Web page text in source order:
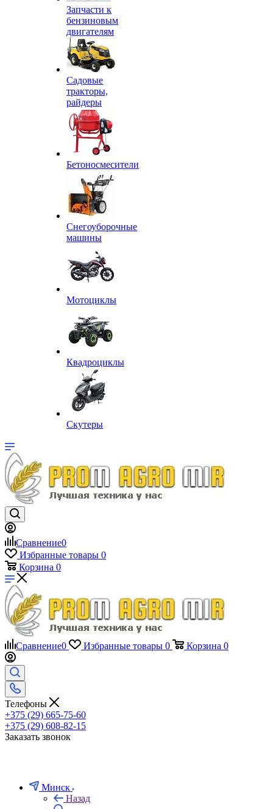
Запчасти к
бензиновым
двигателям
Садовые
тракторы,
райдеры
Бетоносмесители
Снегоуборочные
машины
Мотоциклы
Квадроциклы
Скутеры
Сравнение0
Избранные товары 0
Корзина 0
Сравнение0 Избранные товары 0 Корзина 0
Телефоны
+375 (29) 665-75-60
+375 (29) 608-82-15
Заказать звонок
Минск
Назад